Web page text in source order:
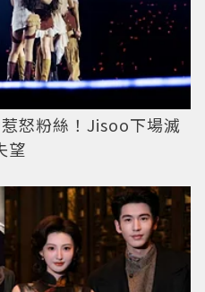
怒粉絲！Jisoo下場滅
望